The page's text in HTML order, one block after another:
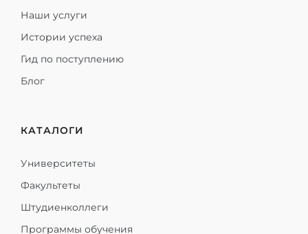
Наши услуги
Истории успеха
Гид по поступлению
Блог
КАТАЛОГИ
Университеты
Факультеты
Штудиенколлеги
Программы обучения